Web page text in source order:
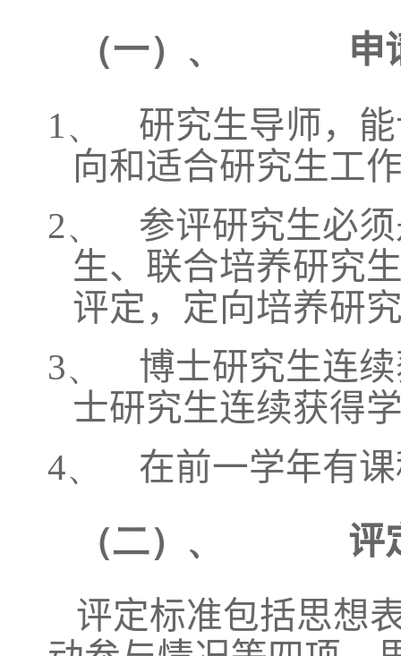
（一）、
申
1、
研究生导师，
向和适合研究生工
2、
参评研究生必
生、联合培养研究
评定，定向培养研
3、
博士研究生连
士研究生连续获得
4、
在前一学年有
（二）、
评
评定标准包括思想